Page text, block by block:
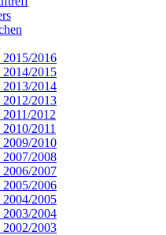
2015/2016
2014/2015
2013/2014
2012/2013
2012
2011
2009/2010
2007/2008
2006/2007
2005/2006
2004/2005
2003/2004
2002/2003